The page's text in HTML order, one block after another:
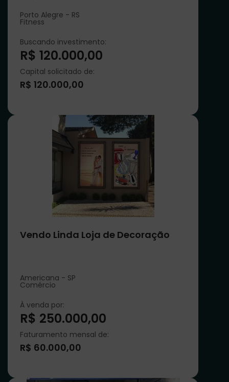
Porto Alegre - RS
Fitness
Buscando investimento:
R$ 120.000,00
Capital solicitado de:
R$ 120.000,00
Vendo Linda Loja de Decoração
Americana - SP
Comércio
À venda por:
R$ 250.000,00
Faturamento mensal de:
R$ 60.000,00